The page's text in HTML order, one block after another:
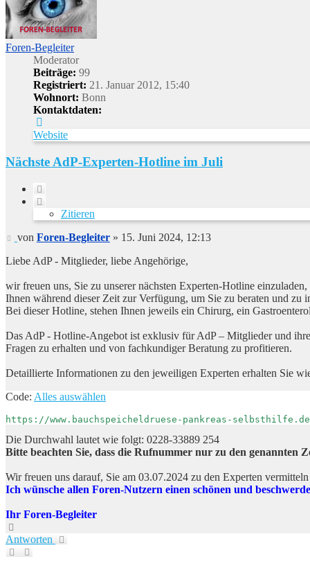
Foren-Begleiter
Moderator
Beiträge: 99
Registriert: 21. Januar 2012, 15:40
Wohnort: Bonn
Kontaktdaten:
von
Foren-
Begleiter
Website
Nächste AdP-Experten-Hotline im Juli
Zitieren
Beitrag
von Foren-Begleiter» 15. Juni 2024, 12:13
Liebe AdP - Mitglieder, liebe Angehörige,
wir freuen uns, Sie zu unserer nächsten Experten-Hotline
Ihnen während dieser Zeit zur Verfügung, um Sie zu beraten und zu
Bei dieser Hotline, stehen Ihnen jeweils ein Chirurg, ein
Das AdP - Hotline-Angebot ist exklusiv für AdP – Mitglieder und
Fragen zu erhalten und von fachkundiger Beratung zu profitieren.
Detaillierte Informationen zu den jeweiligen Experten erhalten Sie
Code: Alles auswählen
https://www.bauchspeicheldruese-pankreas-
Die Durchwahl lautet wie folgt: 0228-33889 254
Bitte beachten Sie, dass die Rufnummer nur zu den genannten
Wir freuen uns darauf, Sie am 03.07.2024 zu den Experten
Ich wünsche allen Foren-Nutzern einen schönen und
Ihr Foren-Begleiter
oben
Antworten